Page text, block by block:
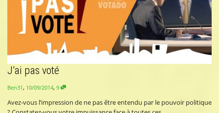
J’ai pas voté
Ben31, 10/09/2014, 9
Avez-vous l’impression de ne pas être entendu par le pouvoir politique